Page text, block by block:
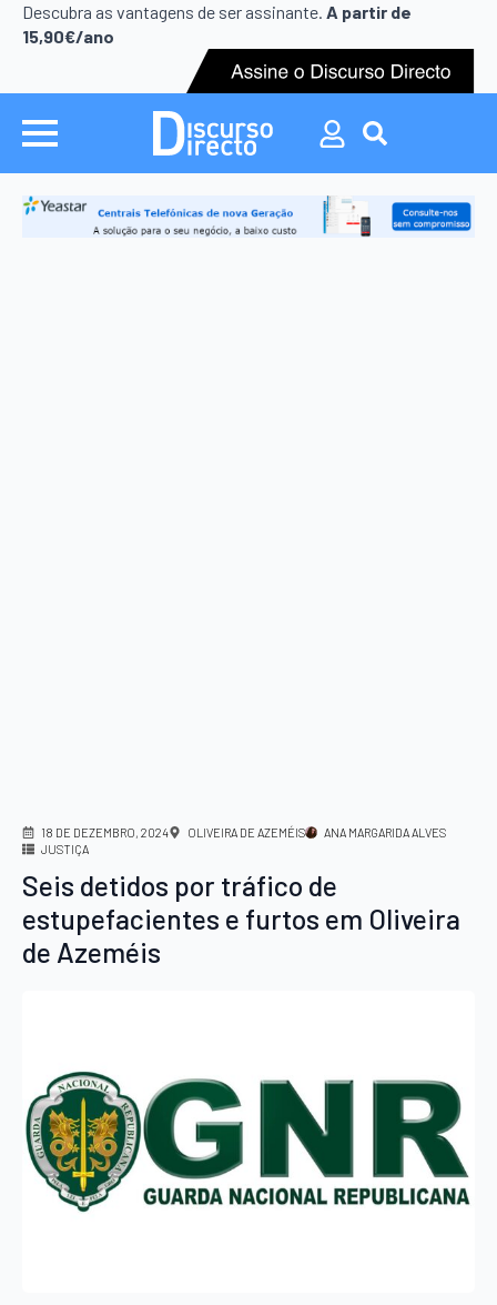
Descubra as vantagens de ser assinante. A partir de
15,90€/ano
Search
for:
Search
18 DE DEZEMBRO, 2024 OLIVEIRA DE AZEMÉIS
ANA MARGARIDA ALVES
JUSTIÇA
Seis detidos por tráfico de
estupefacientes e furtos em Oliveira
de Azeméis